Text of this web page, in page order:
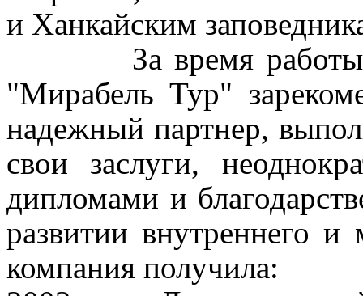
и Ханкайским
За время
"Мирабель Тур"
надежный партнер,
свои заслуги,
дипломами и
развитии внутреннего
компания получила: